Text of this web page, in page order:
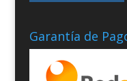
Garantía de